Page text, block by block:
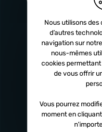
Livraison
rapide
Sous 24h à 48h
Satisfait
remboursé
Nous utilisons
d’autres
navigation sur
nous-mêmes
cookies
de vous offrir
Vous pourrez
moment en